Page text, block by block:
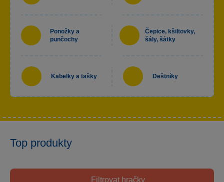
Ponožky a
punčochy
Čepice, kšiltovky,
šály, šátky
Kabelky a tašky Deštníky
Top produkty
Filtrovat hračky